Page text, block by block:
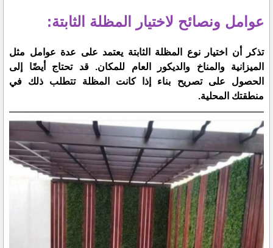
عوامل ونصائح لاختيار المظلة الثابتة:
تذكر أن اختيار نوع المظلة الثابتة يعتمد على عدة عوامل مثل
الميزانية والمناخ والديكور العام للمكان. قد تحتاج أيضًا إلى
الحصول على تصريح بناء إذا كانت المظلة تتطلب ذلك في
منطقتك المحلية.